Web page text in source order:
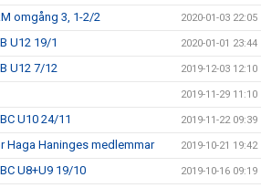
omgång 3, 1-2/2 2020-01-03 22:05
U12 19/1 2020-01-01 23:44
U12 7/12 2019-12-03 12:10
2019-11-29 11:10
U10 24/11 2019-11-22 09:39
Haga Haninges medlemmar 2019-10-21 19:42
U8+U9 19/10 2019-10-16 09:19